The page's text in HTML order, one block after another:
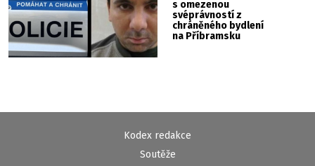
s omezenou
svéprávností z
chráněného bydlení
na Příbramsku
Kodex redakce
Soutěže